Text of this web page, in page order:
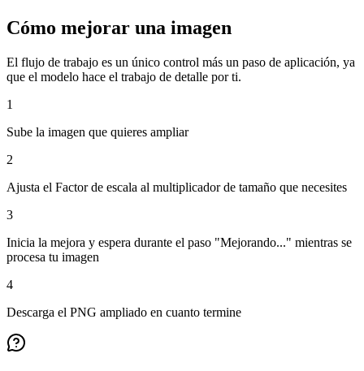
Cómo mejorar una imagen
El flujo de trabajo es un único control más un paso de aplicación, ya
que el modelo hace el trabajo de detalle por ti.
1
Sube la imagen que quieres ampliar
2
Ajusta el Factor de escala al multiplicador de tamaño que necesites
3
Inicia la mejora y espera durante el paso "Mejorando..." mientras se
procesa tu imagen
4
Descarga el PNG ampliado en cuanto termine